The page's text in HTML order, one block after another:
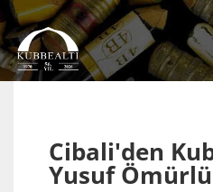
Cibali'den
Yusuf Ömürlü